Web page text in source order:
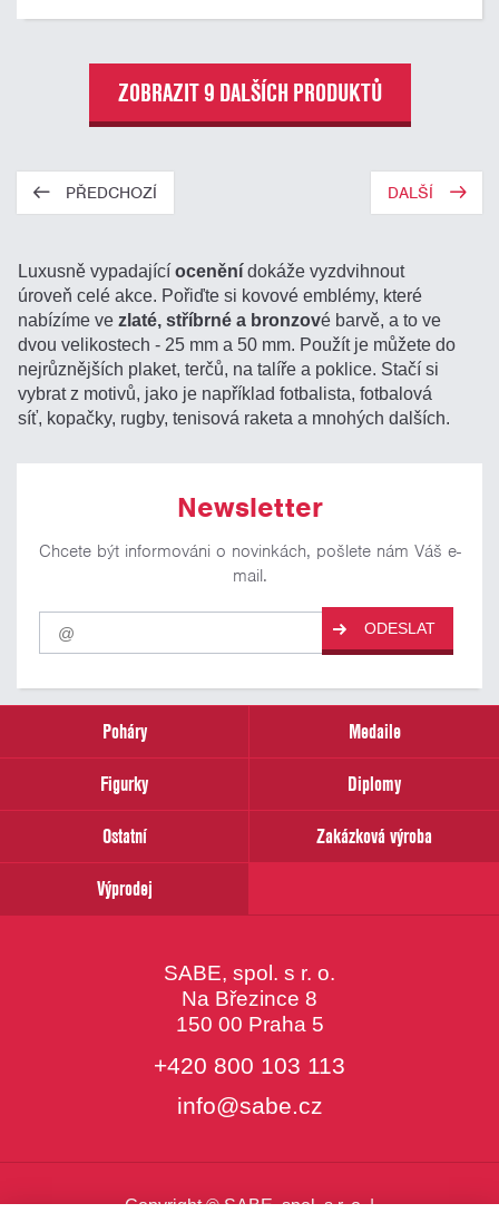
ZOBRAZIT 9 DALŠÍCH PRODUKTŮ
PŘEDCHOZÍ DALŠÍ
Luxusně vypadajícíoceněnídokáže vyzdvihnout
úroveň celé akce. Pořiďte si kovové emblémy, které
nabízíme vezlaté, stříbrné a bronzové barvě, a to ve
dvou velikostech - 25 mm a 50 mm. Použít je můžete do
nejrůznějších plaket, terčů, na talíře a poklice. Stačí si
vybrat z motivů, jako je například fotbalista, fotbalová
síť, kopačky, rugby, tenisová raketa a mnohých dalších.
Newsletter
Chcete být informováni o novinkách, pošlete nám Váš e-
mail.
Pro
odběr
našich
email
ODESLAT
Poháry
Medaile
Figurky
Diplomy
Ostatní
Zakázková výroba
Výprodej
SABE, spol. s r. o.
Na Březince 8
150 00 Praha 5
+420 800 103 113
info@sabe.cz
Copyright © SABE, spol. s r. o. |